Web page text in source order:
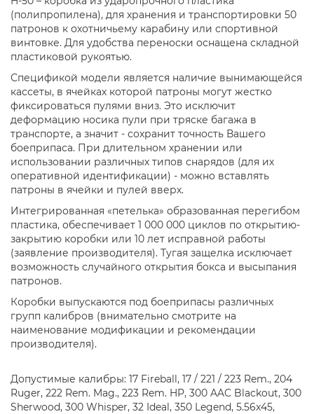
(полипропилена), для хранения и транспортировки 50
патронов к охотничьему карабину или спортивной
винтовке. Для удобства переноски оснащена складной
пластиковой рукоятью.
Спецификой модели является наличие вынимающейся
кассеты, в ячейках которой патроны могут жестко
фиксироваться пулями вниз. Это исключит
деформацию носика пули при тряске багажа в
транспорте, а значит - сохранит точность Вашего
боеприпаса. При длительном хранении или
использовании различных типов снарядов (для их
оперативной идентификации) - можно вставлять
патроны в ячейки и пулей вверх.
Интегрированная «петелька» образованная перегибом
пластика, обеспечивает 1 000 000 циклов по открытию-
закрытию коробки или 10 лет исправной работы
(заявление производителя). Тугая защелка исключает
возможность случайного открытия бокса и высыпания
патронов.
Коробки выпускаются под боеприпасы различных
групп калибров (внимательно смотрите на
наименование модификации и рекомендации
производителя).
Допустимые калибры: 17 Fireball, 17 / 221 / 223 Rem., 204
Ruger, 222 Rem. Mag., 223 Rem. HP, 300 AAC Blackout, 300
Sherwood, 300 Whisper, 32 Ideal, 350 Legend, 5.56x45,